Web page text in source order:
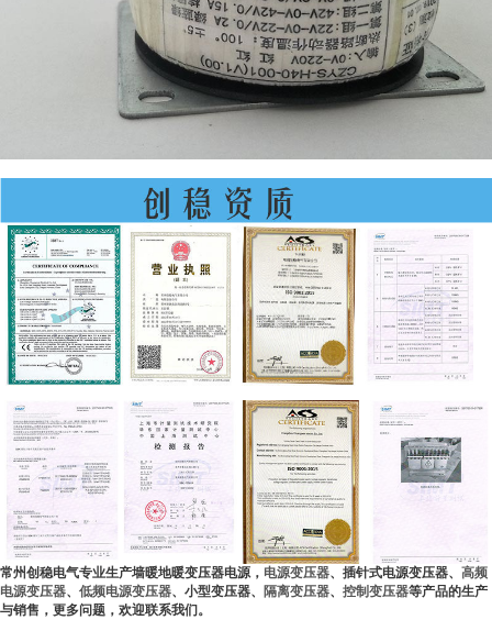
常州创稳电气专业生产墙暖地暖变压器电源， 电源变压器、插针式电源变压器、 高频
电源变压器、 低频电源变压器、小型变压器、 隔离变压器、 控制变压器等产品的生产
与销售，更多问题，欢迎联系我们。